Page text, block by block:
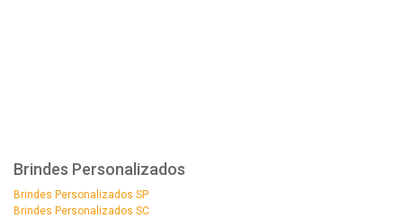
Brindes Personalizados
Brindes Personalizados SP
Brindes Personalizados SC